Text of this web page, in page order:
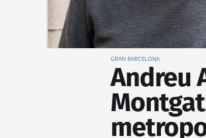
GRAN BARCELONA
Andreu